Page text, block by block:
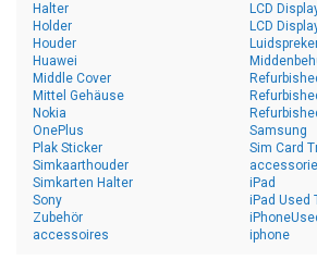
Halter
Holder
Houder
Huawei
LCD
LCD
Middle Cover
Mittel Gehäuse
Nokia
OnePlus
Plak Sticker
Samsung
Sim Card
Simkaarthouder
Simkarten Halter
Sony
Zubehör
accessoires
iPad
iPad Used
iphone